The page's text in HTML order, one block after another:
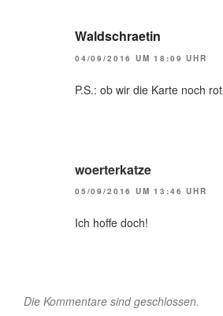
Waldschraetin
04/09/2016 UM 18:09 UHR
P.S.: ob wir die Karte noch
woerterkatze
05/09/2016 UM 13:46 UHR
Ich hoffe doch!
Die Kommentare sind geschlossen.